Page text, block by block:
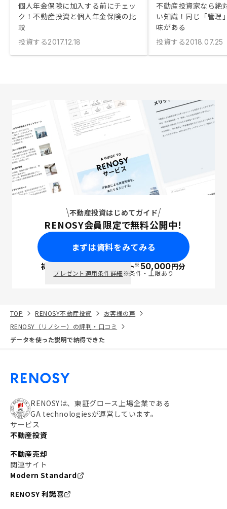
個人年金保険に加入する前にチェッ
ク！不動産投資と個人年金保険の比
較
投資する2017.12.18
不動産投資家なら絶
い知識！同じ「管理
味がある
投資する2018.07.25
不動産投資はじめてガイド
RENOSY会員限定で無料公開中！
まずは資料をみてみる
初回面談で ポイント※50,000円分
プレゼント適用条件詳細※条件・上限あり
TOP RENOSY不動産投資
お客様の声
RENOSY（リノシー）の評判・口コミ
データを使った説明で納得できた
RENOSYは、東証グロース上場企業である
GA technologiesが運営しています。
サービス
不動産投資
不動産売却
関連サイト
Modern Standard
RENOSY 利諾喜